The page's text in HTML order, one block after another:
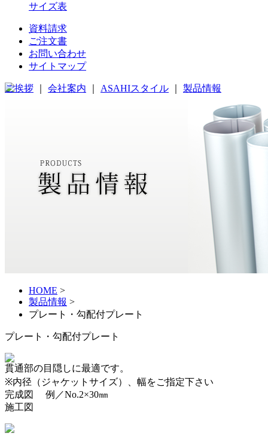
サイズ表
資料請求
ご注文書
お問い合わせ
サイトマップ
ご挨拶 会社案内 ASAHIスタイル 製品情報
HOME >
製品情報 >
プレート・勾配付プレート
プレート・勾配付プレート
貫通部の目隠しに最適です。
※内径（ジャケットサイズ）、幅をご指定下さい
完成図 例／No.2×30㎜
施工図